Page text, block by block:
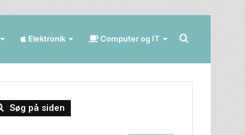
Elektronik Computer og IT Søg
efter
Søg på siden